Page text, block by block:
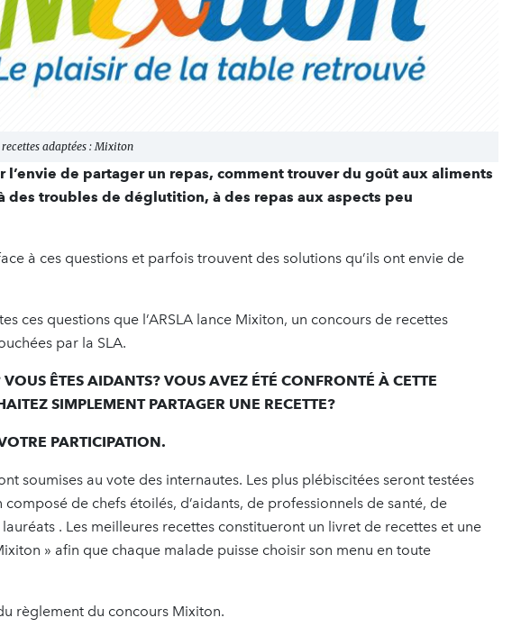
adaptées : Mixiton
l’envie de partager un repas, comment trouver du goût aux aliments
des troubles de déglutition, à des repas aux aspects peu
à ces questions et parfois trouvent des solutions qu’ils ont envie de
ces questions que l’ARSLA lance Mixiton, un concours de recettes
par la SLA.
ÊTES AIDANTS? VOUS AVEZ ÉTÉ CONFRONTÉ À CETTE
SIMPLEMENT PARTAGER UNE RECETTE?
PARTICIPATION.
soumises au vote des internautes. Les plus plébiscitées seront testées
de chefs étoilés, d’aidants, de professionnels de santé, de
. Les meilleures recettes constitueront un livret de recettes et une
» afin que chaque malade puisse choisir son menu en toute
règlement du concours Mixiton.